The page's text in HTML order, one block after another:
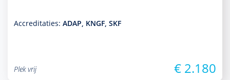
Accreditaties: ADAP, KNGF, SKF
Plek vrij € 2.180